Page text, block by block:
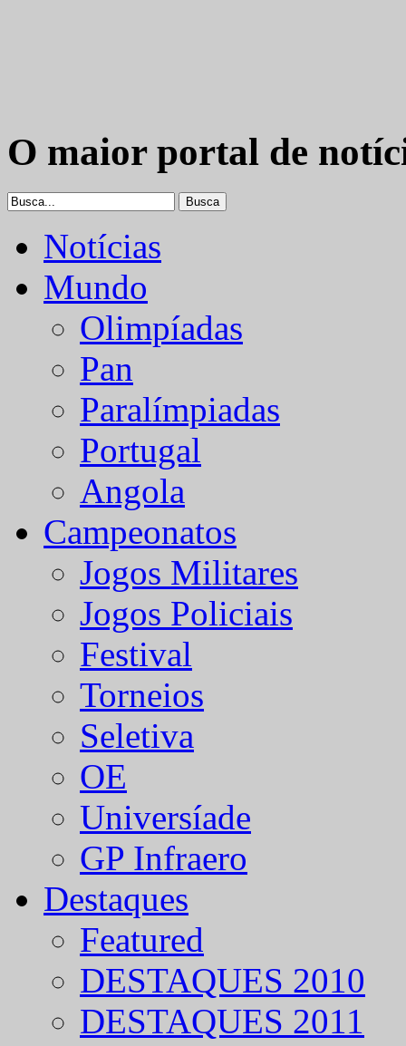
O maior portal de
Notícias
Mundo
Olimpíadas
Pan
Paralímpiadas
Portugal
Angola
Campeonatos
Jogos Militares
Jogos Policiais
Festival
Torneios
Seletiva
OE
Universíade
GP Infraero
Destaques
Featured
DESTAQUES 2010
DESTAQUES 2011